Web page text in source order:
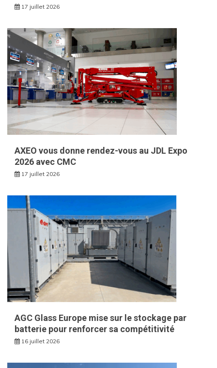
17 juillet 2026
AXEO vous donne rendez-vous au JDL Expo
2026 avec CMC
17 juillet 2026
AGC Glass Europe mise sur le stockage par
batterie pour renforcer sa compétitivité
16 juillet 2026